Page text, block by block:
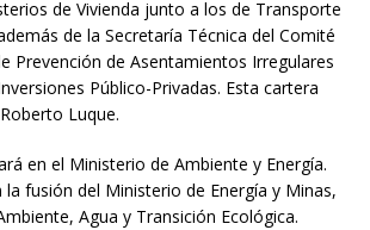
de Vivienda junto a los de Transporte
de la Secretaría Técnica del Comité
Prevención de Asentamientos Irregulares
Público-Privadas. Esta cartera
Luque.
en el Ministerio de Ambiente y Energía.
fusión del Ministerio de Energía y Minas,
Agua y Transición Ecológica.